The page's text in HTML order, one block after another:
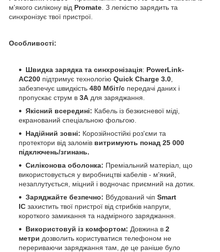
м'якого силікону від Promate . З легкістю зарядить та
синхронізує твої пристрої.
Особливості:
Швидка зарядка та синхронізація: PowerLink-
AC200 підтримує технологію Quick Charge 3.0
забезпечує швидкість 480 Мбіт/с передачі даних і
пропускає струм в 3А для заряджання.
Якісний всередині: Кабель із безкисневої міді,
екранований спеціальною фольгою.
Надійний зовні: Корозійностійкі роз'єми та
протектори від заломів витримують понад 25 000
підключень/згинань.
Силіконова оболонка: Преміальний матеріал, що
використовується у виробництві кабелів - м'який,
незаплутується, міцний і водночас приємний на дотик.
Заряджайте безпечно: Вбудований чіп Smart
IC захистить твої пристрої від стрибків напруги,
короткого замикання та надмірного заряджання.
Використовуй із комфортом: Довжина в 2
метри дозволить користуватися телефоном не
перериваючи заряджання там, де це раніше було